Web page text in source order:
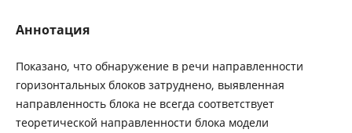
Аннотация
Показано, что обнаружение в речи направленности
горизонтальных блоков затруднено, выявленная
направленность блока не всегда соответствует
теоретической направленности блока модели